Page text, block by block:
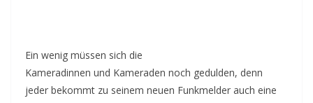
Ein wenig müssen sich die
Kameradinnen und Kameraden noch gedulden, denn
jeder bekommt zu seinem neuen Funkmelder auch eine